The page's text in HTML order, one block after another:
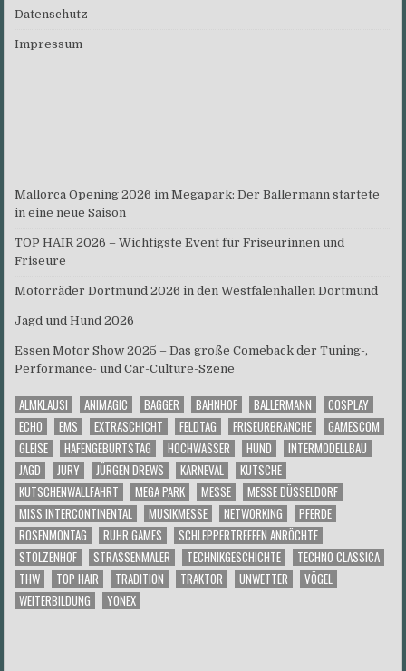
Datenschutz
Impressum
Mallorca Opening 2026 im Megapark: Der Ballermann startete
in eine neue Saison
TOP HAIR 2026 – Wichtigste Event für Friseurinnen und
Friseure
Motorräder Dortmund 2026 in den Westfalenhallen Dortmund
Jagd und Hund 2026
Essen Motor Show 2025 – Das große Comeback der Tuning-,
Performance- und Car-Culture-Szene
ALMKLAUSI ANIMAGIC BAGGER BAHNHOF BALLERMANN
COSPLAY
ECHO
EMS EXTRASCHICHT FELDTAG FRISEURBRANCHE
GAMESCOM
GLEISE
HAFENGEBURTSTAG HOCHWASSER HUND
INTERMODELLBAU
JAGD
JURY JÜRGEN DREWS KARNEVAL
KUTSCHE
KUTSCHENWALLFAHRT
MEGA PARK MESSE
MESSE DÜSSELDORF
MISS INTERCONTINENTAL
MUSIKMESSE NETWORKING
PFERDE
ROSENMONTAG
RUHR GAMES
SCHLEPPERTREFFEN ANRÖCHTE
STOLZENHOF
STRASSENMALER TECHNIKGESCHICHTE
TECHNO CLASSICA
THW
TOP HAIR TRADITION TRAKTOR UNWETTER
VÖGEL
WEITERBILDUNG
YONEX